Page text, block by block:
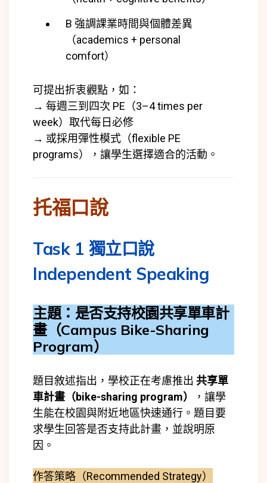
B 強調課業時間與個體差異
（academics + personal
comfort）
可提出折衷觀點，如：
→ 每週三到四次 PE（3–4 times per
week）取代每日必修
→ 或採用彈性模式（flexible PE
programs），讓學生選擇適合的活動。
托福口說
Task 1 獨立口說
Independent Speaking
主題：是否支持校園共享單車計
畫（Campus Bike-Sharing
Program）
題目敘述指出，學校正在考慮推出 共享單
車計畫（bike-sharing program）
，讓學
生能在校園與附近地區快速通行。題目要
求學生回答是否支持此計畫，並說明原
因。
作答策略（Recommended Strategy）